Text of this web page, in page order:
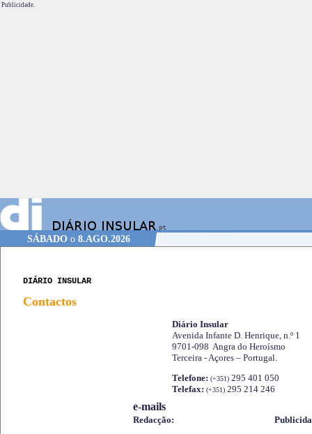
Publicidade.
SÁBADOo 8.AGO.2026
DIÁRIO INSULAR
Contactos
Diário Insular
Avenida Infante D. Henrique, n.º 1
9701-098 Angra do Heroísmo
Terceira - Açores – Portugal.
Telefone: (+351) 295 401 050
Telefax: (+351) 295 214 246
e-mails
Redacção: